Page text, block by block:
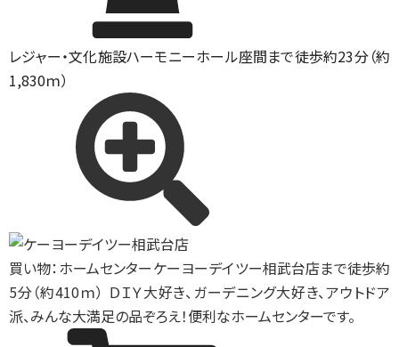
レジャー・文化施設ハーモニーホール座間まで徒歩約23分（約
1,830ｍ）
買い物：ホームセンターケーヨーデイツー相武台店まで徒歩約
5分（約410ｍ） ＤＩＹ大好き、ガーデニング大好き、アウトドア
派、みんな大満足の品ぞろえ！便利なホームセンターです。